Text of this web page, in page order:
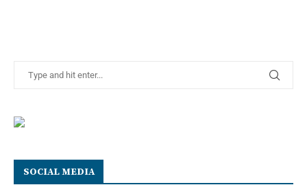
SOCIAL MEDIA